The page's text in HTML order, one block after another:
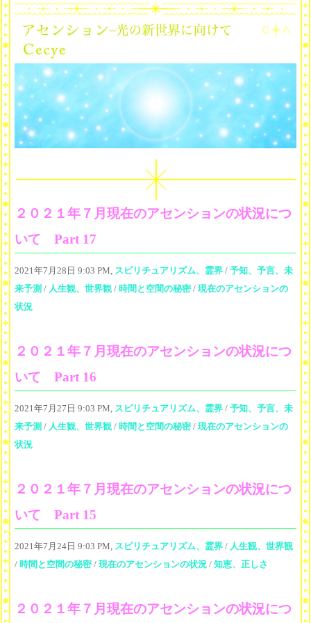
２０２１年７月現在のアセンションの状況につ
いて Part 17
2021年7月28日 9:03 PM, スピリチュアリズム、霊界 / 予知、予言、未
来予測 / 人生観、世界観 / 時間と空間の秘密/ 現在のアセンションの
状況
２０２１年７月現在のアセンションの状況につ
いて Part 16
2021年7月27日 9:03 PM, スピリチュアリズム、霊界 / 予知、予言、未
来予測 / 人生観、世界観 / 時間と空間の秘密/ 現在のアセンションの
状況
２０２１年７月現在のアセンションの状況につ
いて Part 15
2021年7月24日 9:03 PM, スピリチュアリズム、霊界 / 人生観、世界観
/ 時間と空間の秘密/ 現在のアセンションの状況 / 知恵、正しさ
２０２１年７月現在のアセンションの状況につ